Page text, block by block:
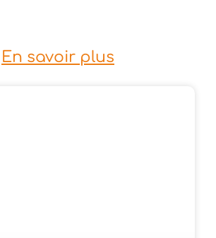
En savoir plus